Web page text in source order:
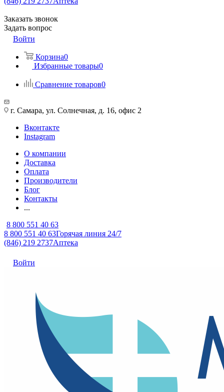
Заказать звонок
Задать вопрос
Войти
Корзина0
Избранные товары0
Сравнение товаров0
г. Самара, ул. Солнечная, д. 16, офис 2
Вконтакте
Instagram
О компании
Доставка
Оплата
Производители
Блог
Контакты
...
8 800 551 40 63
8 800 551 40 63Горячая линия 24/7
(846) 219 2737Аптека
Войти